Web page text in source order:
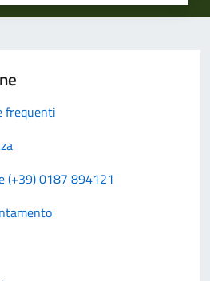
frequenti
(+39) 0187 894121